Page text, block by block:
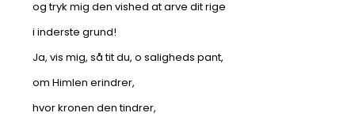
og tryk mig den vished at arve dit rige
i inderste grund!
Ja, vis mig, så tit du, o saligheds pant,
om Himlen erindrer,
hvor kronen den tindrer,